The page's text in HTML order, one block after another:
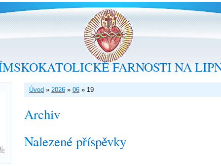
FARNOSTI NA
Úvod » 2026 » 06 » 19
Archiv
Nalezené příspěvky